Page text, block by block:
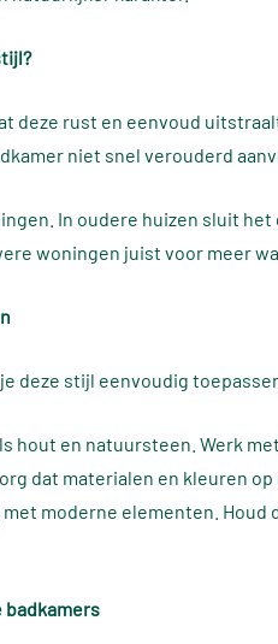
deze rust en eenvoud
niet snel verouderd
In oudere huizen sluit het
woningen juist voor meer
deze stijl eenvoudig
hout en natuursteen. Werk
dat materialen en kleuren op
moderne elementen. Houd
badkamers